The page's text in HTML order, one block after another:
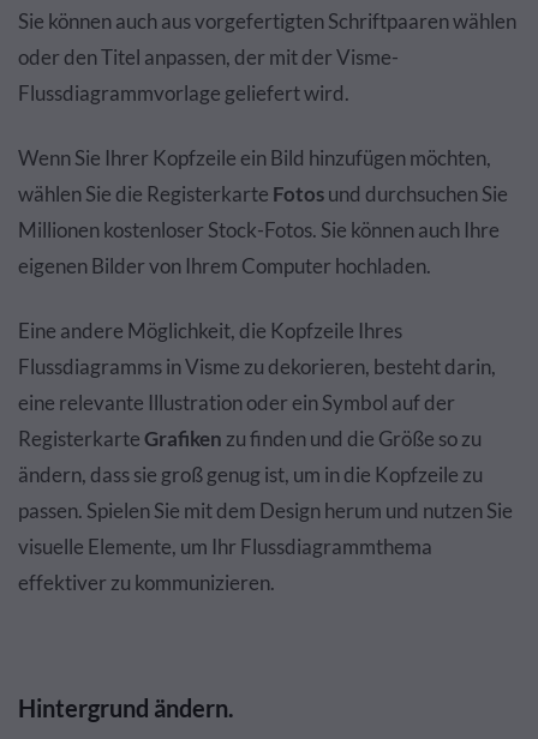
Sie können auch aus vorgefertigten Schriftpaaren wählen
oder den Titel anpassen, der mit der Visme-
Flussdiagrammvorlage geliefert wird.
Wenn Sie Ihrer Kopfzeile ein Bild hinzufügen möchten,
wählen Sie die Registerkarte Fotosund durchsuchen Sie
Millionen kostenloser Stock-Fotos. Sie können auch Ihre
eigenen Bilder von Ihrem Computer hochladen.
Eine andere Möglichkeit, die Kopfzeile Ihres
Flussdiagramms in Visme zu dekorieren, besteht darin,
eine relevante Illustration oder ein Symbol auf der
RegisterkarteGrafiken zu finden und die Größe so zu
ändern, dass sie groß genug ist, um in die Kopfzeile zu
passen. Spielen Sie mit dem Design herum und nutzen Sie
visuelle Elemente, um Ihr Flussdiagrammthema
effektiver zu kommunizieren.
Hintergrund ändern.